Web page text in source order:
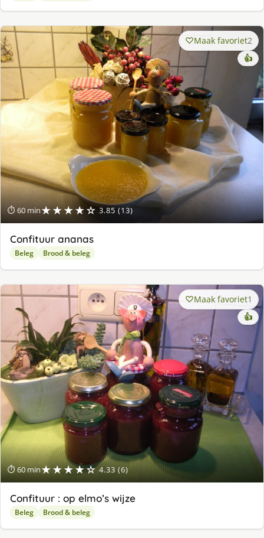
⏱ 60 min★★★★☆ 3.85 (13)
Maak favoriet2
👍
Confituur ananas
Beleg Brood & beleg
⏱ 60 min★★★★☆ 4.33 (6)
Maak favoriet1
👍
Confituur : op elmo’s wijze
Beleg Brood & beleg